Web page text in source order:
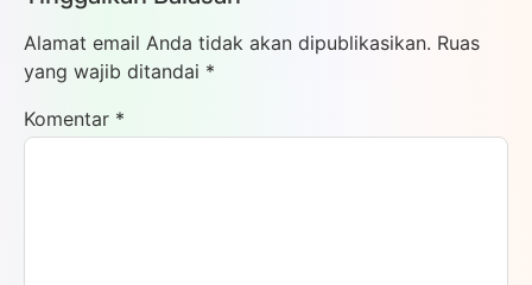
Alamat email Anda tidak akan dipublikasikan. Ruas
yang wajib ditandai *
Komentar *